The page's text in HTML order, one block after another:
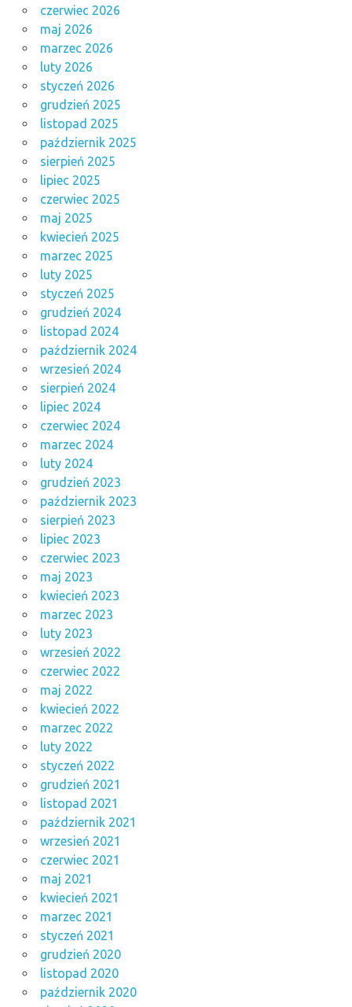
czerwiec 2026
maj 2026
marzec 2026
luty 2026
styczeń 2026
grudzień 2025
listopad 2025
październik 2025
sierpień 2025
lipiec 2025
czerwiec 2025
maj 2025
kwiecień 2025
marzec 2025
luty 2025
styczeń 2025
grudzień 2024
listopad 2024
październik 2024
wrzesień 2024
sierpień 2024
lipiec 2024
czerwiec 2024
marzec 2024
luty 2024
grudzień 2023
październik 2023
sierpień 2023
lipiec 2023
czerwiec 2023
maj 2023
kwiecień 2023
marzec 2023
luty 2023
wrzesień 2022
czerwiec 2022
maj 2022
kwiecień 2022
marzec 2022
luty 2022
styczeń 2022
grudzień 2021
listopad 2021
październik 2021
wrzesień 2021
czerwiec 2021
maj 2021
kwiecień 2021
marzec 2021
styczeń 2021
grudzień 2020
listopad 2020
październik 2020